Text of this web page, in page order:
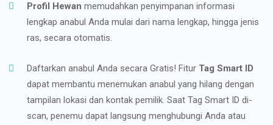
Profil Hewan memudahkan penyimpanan informasi
lengkap anabul Anda mulai dari nama lengkap, hingga jenis
ras, secara otomatis.
Daftarkan anabul Anda secara Gratis! Fitur Tag Smart ID
dapat membantu menemukan anabul yang hilang dengan
tampilan lokasi dan kontak pemilik. Saat Tag Smart ID di-
scan, penemu dapat langsung menghubungi Anda atau